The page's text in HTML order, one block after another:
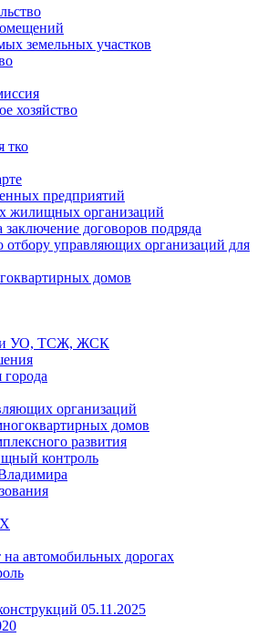
земельных участков
хозяйство
тко
предприятий
жилищных организаций
договоров подряда
управляющих организаций для
домов
УО, ТСЖ, ЖСК
организаций
домов
развития
контроль
автомобильных дорогах
05.11.2025